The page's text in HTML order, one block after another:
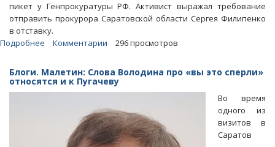
пикет у Генпрокуратуры РФ. Активист выражал требование
отправить прокурора Саратовской области Сергея Филипенко
в отставку.
Подробнее
Чайке
рассказали
о
прокуроров
блокировать
проект
Комментарии 296 просмотров
Блоги. Малетин: Слова Володина про «вы это сперли»
относятся и к Пугачеву
Во время
одного из
визитов в
Саратов